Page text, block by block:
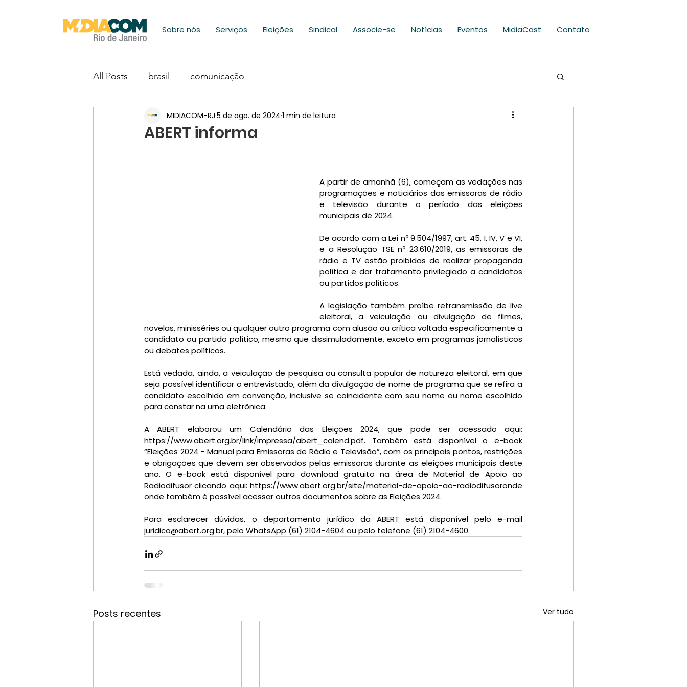
Sobre nós Serviços Eleições Sindical Associe-se Notícias Eventos MidiaCast Contato
All Posts brasil comunicação
ABERT informa
MIDIACOM-RJ 5 de ago. de 2024 1 min de leitura
A partir de amanhã (6), começam as vedações nas
programações e noticiários das emissoras de rádio
e televisão durante o período das eleições
municipais de 2024.
De acordo com a Lei nº 9.504/1997, art. 45, I, IV, V e VI,
e a Resolução TSE nº 23.610/2019, as emissoras de
rádio e TV estão proibidas de realizar propaganda
política e dar tratamento privilegiado a candidatos
ou partidos políticos.
A legislação também proíbe retransmissão de live
eleitoral, a veiculação ou divulgação de filmes,
novelas, minisséries ou qualquer outro programa com alusão ou crítica voltada especificamente a
candidato ou partido político, mesmo que dissimuladamente, exceto em programas jornalísticos
ou debates políticos.
Está vedada, ainda, a veiculação de pesquisa ou consulta popular de natureza eleitoral, em que
seja possível identificar o entrevistado, além da divulgação de nome de programa que se refira a
candidato escolhido em convenção, inclusive se coincidente com seu nome ou nome escolhido
para constar na urna eletrônica.
A ABERT elaborou um Calendário das Eleições 2024, que pode ser acessado aqui:
https://www.abert.org.br/link/impressa/abert_calend.pdf. Também está disponível o e-book
“Eleições 2024 - Manual para Emissoras de Rádio e Televisão”, com os principais pontos, restrições
e obrigações que devem ser observados pelas emissoras durante as eleições municipais deste
ano. O e-book está disponível para download gratuito na área de Material de Apoio ao
Radiodifusor clicando aqui: https://www.abert.org.br/site/material-de-apoio-ao-radiodifusoronde
onde também é possível acessar outros documentos sobre as Eleições 2024.
Para esclarecer dúvidas, o departamento jurídico da ABERT está disponível pelo e-mail
juridico@abert.org.br, pelo WhatsApp (61) 2104-4604 ou pelo telefone (61) 2104-4600.
Posts recentes Ver tudo